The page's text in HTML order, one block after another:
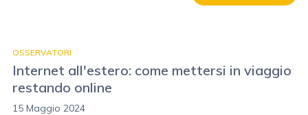
OSSERVATORI
Internet all'estero: come mettersi in viaggio
restando online
15 Maggio 2024